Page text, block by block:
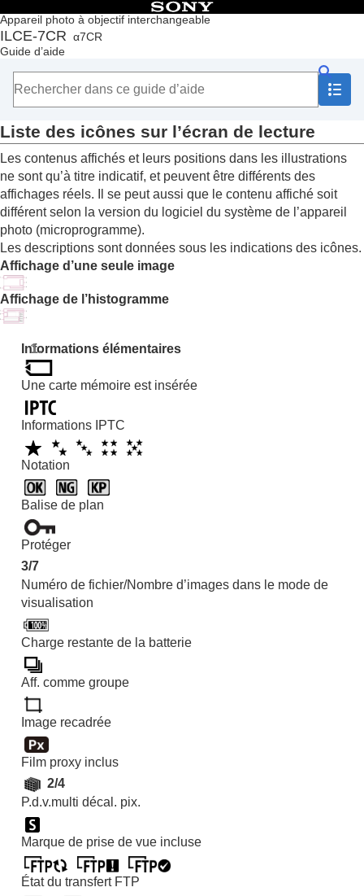
Appareil photo à objectif interchangeable
ILCE-7CR α7CR
Guide d’aide
Table des matières
Accueil
Vérification de l'appareil et des éléments fournis
Fonctions de base
Préparation de l’appareil/Opérations de prise de vue de
base
Recherche de fonctions dans le MENU
Utilisation des fonctions de prise de vue
Personnalisation de l’appareil photo
Visualisation
Changement des réglages de l’appareil
Fonctions disponibles avec un smartphone
Utilisation d’un ordinateur
Utilisation du service de cloud
Annexe
multi-interface
Kit adaptateur multibatteries
Durée de service de la batterie et nombre
d’images enregistrables
Nombre d’images enregistrables
Durées de film enregistrables
Liste des icônes sur l’écran
Liste des icônes sur l’écran pour la prise
d’images fixes
Spécifications
Marques commerciales
Si vous avez des problèmes
Liste des icônes sur l’écran de lecture
Les contenus affichés et leurs positions dans les illustrations
ne sont qu’à titre indicatif, et peuvent être différents des
affichages réels. Il se peut aussi que le contenu affiché soit
différent selon la version du logiciel du système de l’appareil
photo (microprogramme).
Les descriptions sont données sous les indications des icônes.
Affichage d’une seule image
Affichage de l’histogramme
Informations élémentaires
Une carte mémoire est insérée
Informations IPTC
Notation
Balise de plan
Protéger
3/7
Numéro de fichier/Nombre d’images dans le mode de
visualisation
Charge restante de la batterie
Aff. comme groupe
Image recadrée
Film proxy inclus
2/4
P.d.v.multi décal. pix.
Marque de prise de vue incluse
État du transfert FTP